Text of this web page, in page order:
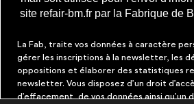
site refair-bm.fr par la Fabrique de
La Fab, traite vos données à caractère
gérer les inscriptions à la newsletter, les
oppositions et élaborer des statistiques
newsletter. Vous disposez d’un droit
d’effacement, de vos données ainsi